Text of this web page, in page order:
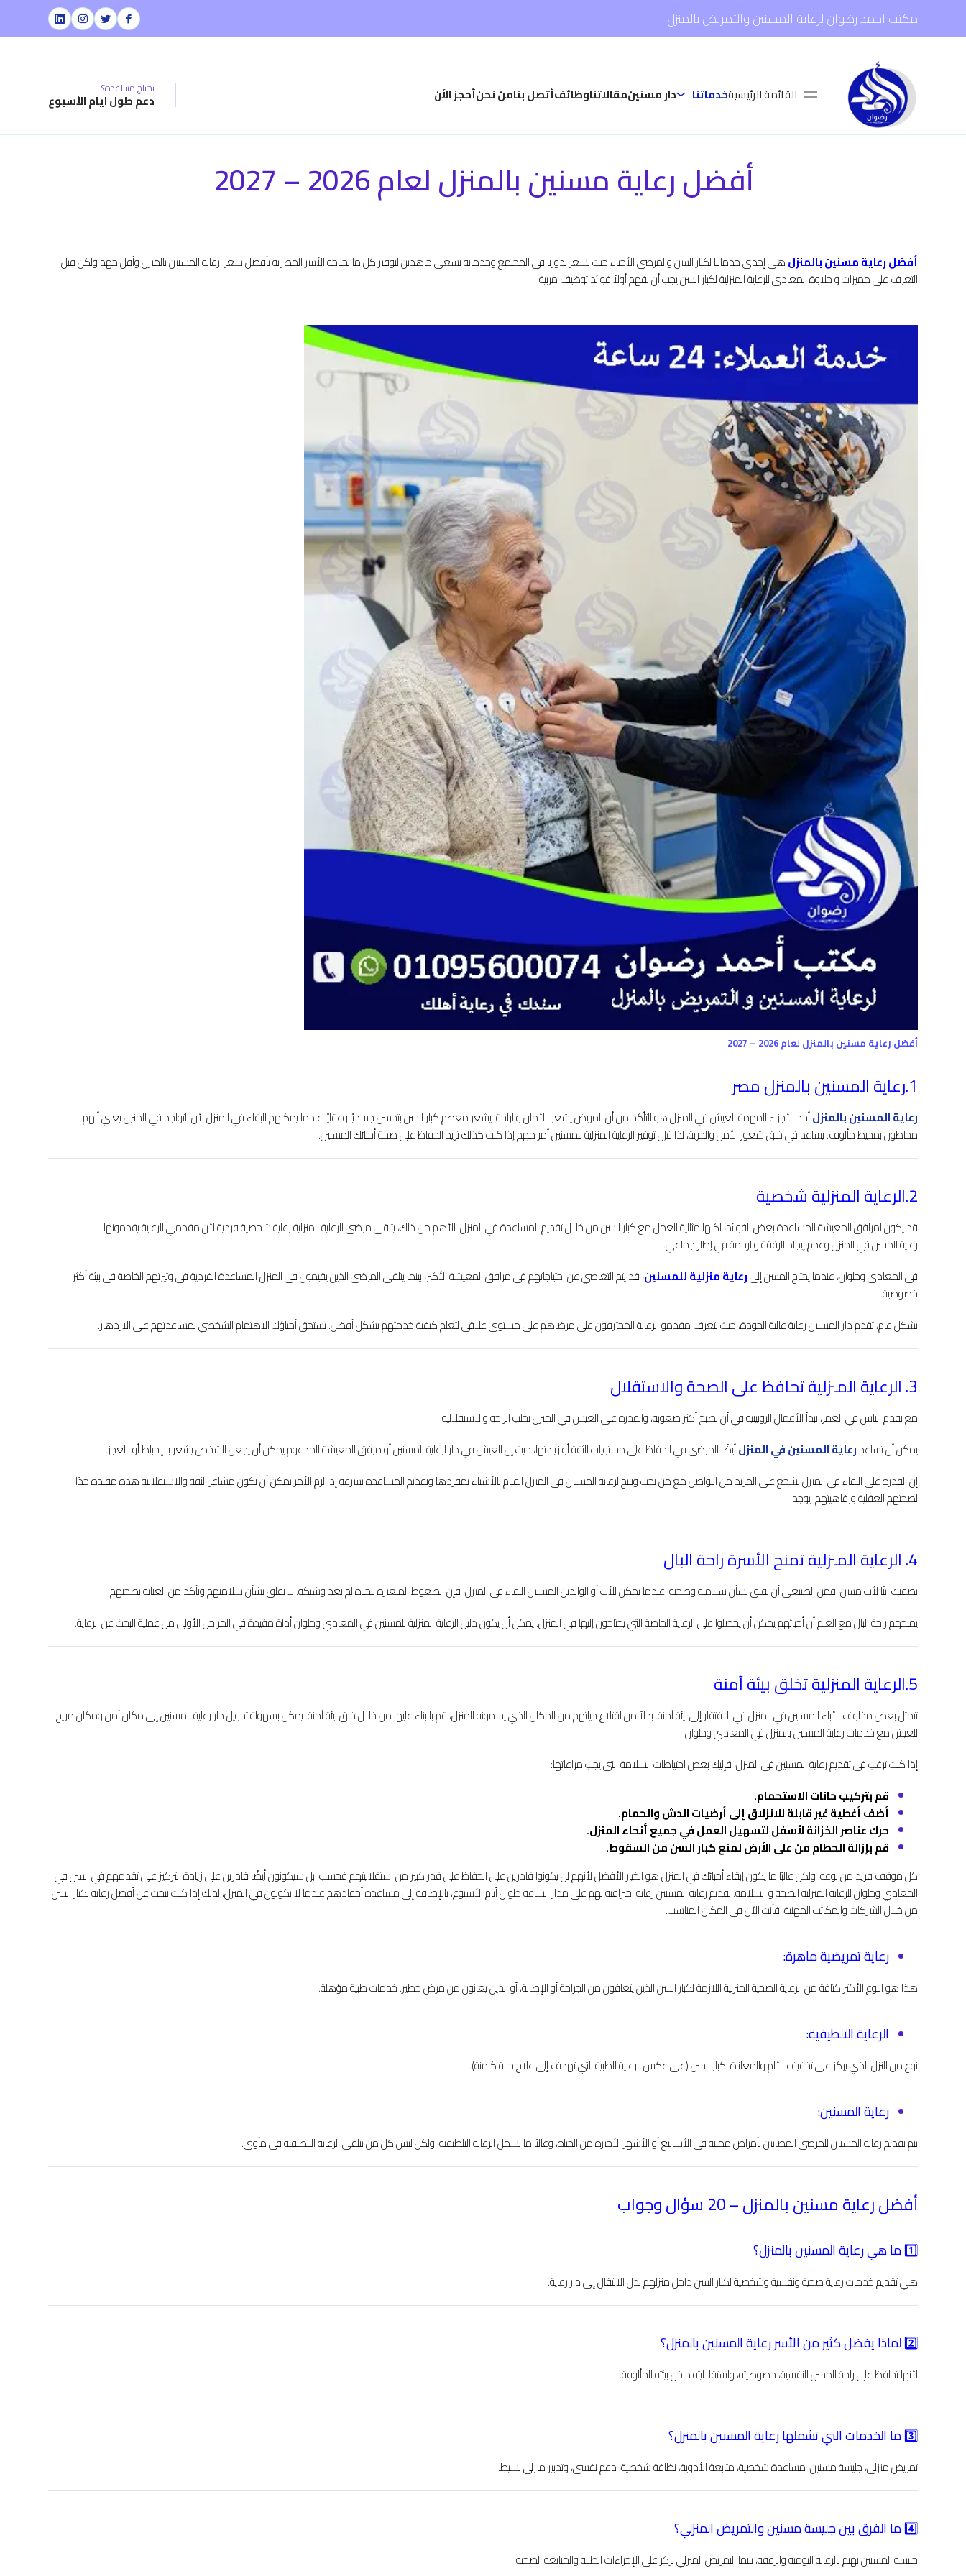
مكتب احمد رضوان لرعاية المسنين والتمريض بالمنزل
القائمة الرئيسيةخدماتنا دار مسنينمقالاتناوظائفأتصل بنامن نحنأحجز الأن تحتاج مساعدة؟
دعم طول ايام الأسبوع
أفضل رعاية مسنين بالمنزل لعام 2026 – 2027
أفضل رعاية مسنين بالمنزلهي إحدى خدماتنا لكبار السن والمرضى الأحباء حيث نشعر بدورنا في المجتمع وخدماته نسعى جاهدين لتوفير كل ما تحتاجه الأسر المصرية بأفضل سعر رعاية المسنين بالمنزل وأقل جهد ولكن قبل
التعرف على مميزات و حلاوة المعادى للرعاية المنزلية لكبار السن يجب أن نفهم أولاً فوائد توظيف مربية.
أفضل رعاية مسنين بالمنزل لعام 2026 – 2027
1.رعاية المسنين بالمنزل مصر
رعاية المسنين بالمنزلأحد الأجزاء المهمة للعيش في المنزل هو التأكد من أن المريض يشعر بالأمان والراحة. يشعر معظم كبار السن بتحسن جسديًا وعقليًا عندما يمكنهم البقاء في المنزل لأن التواجد في المنزل يعني أنهم
محاطون بمحيط مألوف. يساعد في خلق شعور الأمن والحرية، لذا فإن توفير الرعاية المنزلية للمسنين أمر مهم إذا كنت كذلك تريد الحفاظ على صحة أحبائك المسنين.
2.الرعاية المنزلية شخصية
قد يكون لمرافق المعيشة المساعدة بعض الفوائد، لكنها مثالية للعمل مع كبار السن من خلال تقديم المساعدة في المنزل. الأهم من ذلك، يتلقى مرضى الرعاية المنزلية رعاية شخصية فردية لأن مقدمي الرعاية يقدمونها
رعاية المسن في المنزل وعدم إيجاد الرفقة والرحمة في إطار جماعي.
في المعادي وحلوان، عندما يحتاج المسن إلىرعاية منزلية للمسنين، قد يتم التغاضي عن احتياجاتهم في مرافق المعيشة الأكبر، بينما يتلقى المرضى الذين يقيمون في المنزل المساعدة الفردية في وتيرتهم الخاصة في بيئة أكثر
خصوصية.
بشكل عام، تقدم دار المسنين رعاية عالية الجودة، حيث يتعرف مقدمو الرعاية المحترفون على مرضاهم على مستوى علاقي لتعلم كيفية خدمتهم بشكل أفضل. يستحق أحباؤك الاهتمام الشخصي لمساعدتهم على الازدهار.
3. الرعاية المنزلية تحافظ على الصحة والاستقلال
مع تقدم الناس في العمر، تبدأ الأعمال الروتينية في أن تصبح أكثر صعوبة، والقدرة على العيش في المنزل تجلب الراحة والاستقلالية.
يمكن أن تساعدرعاية المسنين في المنزلأيضًا المرضى في الحفاظ على مستويات الثقة أو زيادتها، حيث إن العيش في دار لرعاية المسنين أو مرفق المعيشة المدعوم يمكن أن يجعل الشخص يشعر بالإحباط أو بالعجز.
إن القدرة على البقاء في المنزل تشجع على المزيد من التواصل مع من تحب وتتيح لرعاية المسنين في المنزل القيام بالأشياء بمفردها وتقديم المساعدة بسرعة إذا لزم الأمر.يمكن أن تكون مشاعر الثقة والاستقلالية هذه مفيدة جدًا
لصحتهم العقلية ورفاهيتهم. يوجد.
4. الرعاية المنزلية تمنح الأسرة راحة البال
بصفتك ابنًا لأب مسن، فمن الطبيعي أن تقلق بشأن سلامته وصحته. عندما يمكن للأب أو الوالدين المسنين البقاء في المنزل، فإن الضغوط المتغيرة للحياة لم تعد وشيكة. لا تقلق بشأن سلامتهم وتأكد من العناية بصحتهم.
يمنحهم راحة البال مع العلم أن أحبائهم يمكن أن يحصلوا على الرعاية الخاصة التي يحتاجون إليها في المنزل. يمكن أن يكون دليل الرعاية المنزلية للمسنين في المعادي وحلوان أداة مفيدة في المراحل الأولى من عملية البحث عن الرعاية.
5.الرعاية المنزلية تخلق بيئة آمنة
تتمثل بعض مخاوف الآباء المسنين في المنزل في الافتقار إلى بيئة آمنة. بدلاً من اقتلاع حياتهم من المكان الذي يسمونه المنزل، قم بالبناء عليها من خلال خلق بيئة آمنة. يمكن بسهولة تحويل دار رعاية المسنين إلى مكان آمن ومكان مريح
للعيش مع خدمات رعاية المسنين بالمنزل في المعادي وحلوان.
إذا كنت ترغب في تقديم رعاية المسنين في المنزل، فإليك بعض احتياطات السلامة التي يجب مراعاتها:
قم بتركيب حانات الاستحمام.
أضف أغطية غير قابلة للانزلاق إلى أرضيات الدش والحمام.
حرك عناصر الخزانة لأسفل لتسهيل العمل في جميع أنحاء المنزل.
قم بإزالة الحطام من على الأرض لمنع كبار السن من السقوط.
كل موقف فريد من نوعه، ولكن غالبًا ما يكون إبقاء أحبائك في المنزل هو الخيار الأفضل لأنهم لن يكونوا قادرين على الحفاظ على قدر كبير من استقلاليتهم فحسب، بل سيكونون أيضًا قادرين على زيادة التركيز على تقدمهم في السن في
المعادي وحلوان للرعاية المنزلية الصحة و السلامة. تقديم رعاية المسنين رعاية احترافية لهم على مدار الساعة طوال أيام الأسبوع، بالإضافة إلى مساعدة أحفادهم عندما لا يكونون في المنزل، لذلك إذا كنت تبحث عن أفضل رعاية لكبار السن
من خلال الشركات والمكاتب المهنية، فأنت الآن في المكان المناسب.
رعاية تمريضية ماهرة:
هذا هو النوع الأكثر كثافة من الرعاية الصحية المنزلية اللازمة لكبار السن الذين يتعافون من الجراحة أو الإصابة، أو الذين يعانون من مرض خطير. خدمات طبية مؤهلة.
الرعاية التلطيفية:
نوع من النزل الذي يركز على تخفيف الألم والمعاناة لكبار السن (على عكس الرعاية الطبية التي تهدف إلى علاج حالة كامنة).
رعاية المسنين:
يتم تقديم رعاية المسنين للمرضى المصابين بأمراض مميتة في الأسابيع أو الأشهر الأخيرة من الحياة، وغالبًا ما تشمل الرعاية التلطيفية، ولكن ليس كل من يتلقى الرعاية التلطيفية في مأوى.
أفضل رعاية مسنين بالمنزل – 20 سؤال وجواب
1️⃣ ما هي رعاية المسنين بالمنزل؟
هي تقديم خدمات رعاية صحية ونفسية وشخصية لكبار السن داخل منزلهم بدل الانتقال إلى دار رعاية.
2️⃣ لماذا يفضل كثير من الأسر رعاية المسنين بالمنزل؟
لأنها تحافظ على راحة المسن النفسية، خصوصيته، واستقلاليته داخل بيئته المألوفة.
3️⃣ ما الخدمات التي تشملها رعاية المسنين بالمنزل؟
تمريض منزلي، جليسة مسنين، مساعدة شخصية، متابعة الأدوية، نظافة شخصية، دعم نفسي، وتدبير منزلي بسيط.
4️⃣ ما الفرق بين جليسة مسنين والتمريض المنزلي؟
جليسة المسنين تهتم بالرعاية اليومية والرفقة، بينما التمريض المنزلي يركز على الإجراءات الطبية والمتابعة الصحية.